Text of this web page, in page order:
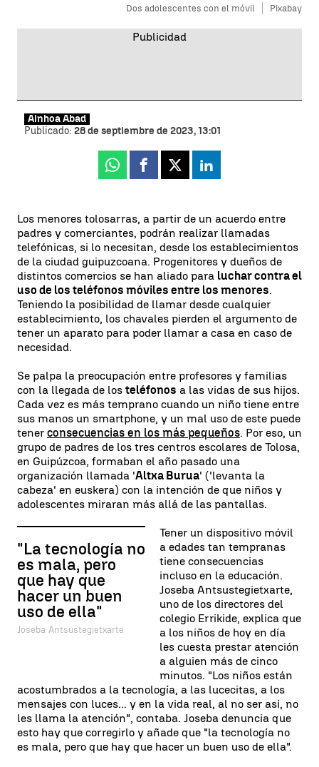
Dos adolescentes con el móvil Pixabay
Ainhoa Abad
Publicado: 28 de septiembre de 2023, 13:01
Whatsapp
Facebook
X Linkedin
Los menores tolosarras, a partir de un acuerdo entre
padres y comerciantes, podrán realizar llamadas
telefónicas, si lo necesitan, desde los establecimientos
de la ciudad guipuzcoana. Progenitores y dueños de
distintos comercios se han aliado para luchar contra el
uso de los teléfonos móviles entre los menores.
Teniendo la posibilidad de llamar desde cualquier
establecimiento, los chavales pierden el argumento de
tener un aparato para poder llamar a casa en caso de
necesidad.
Se palpa la preocupación entre profesores y familias
con la llegada de los teléfonos a las vidas de sus hijos.
Cada vez es más temprano cuando un niño tiene entre
sus manos un smartphone, y un mal uso de este puede
tener consecuencias en los más pequeños. Por eso, un
grupo de padres de los tres centros escolares de Tolosa,
en Guipúzcoa, formaban el año pasado una
organización llamada 'Altxa Burua' ('levanta la
cabeza' en euskera) con la intención de que niños y
adolescentes miraran más allá de las pantallas.
"La tecnología no
es mala, pero
que hay que
hacer un buen
uso de ella"
Joseba Antsustegietxarte
Tener un dispositivo móvil
a edades tan tempranas
tiene consecuencias
incluso en la educación.
Joseba Antsustegietxarte,
uno de los directores del
colegio Errikide, explica que
a los niños de hoy en día
les cuesta prestar atención
a alguien más de cinco
minutos. "Los niños están
acostumbrados a la tecnología, a las lucecitas, a los
mensajes con luces... y en la vida real, al no ser así, no
les llama la atención", contaba. Joseba denuncia que
esto hay que corregirlo y añade que "la tecnología no
es mala, pero que hay que hacer un buen uso de ella".